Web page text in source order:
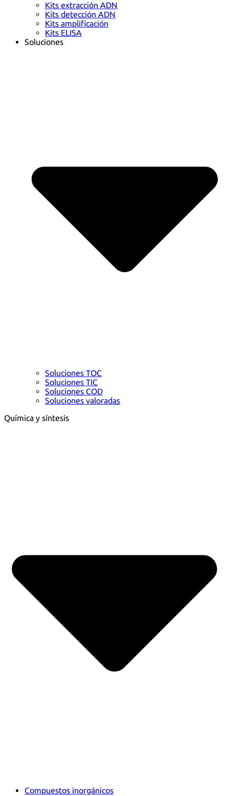
Kits extracción ADN
Kits detección ADN
Kits amplificación
Kits ELISA
Soluciones
Soluciones TOC
Soluciones TIC
Soluciones COD
Soluciones valoradas
Química y síntesis
Compuestos inorgánicos